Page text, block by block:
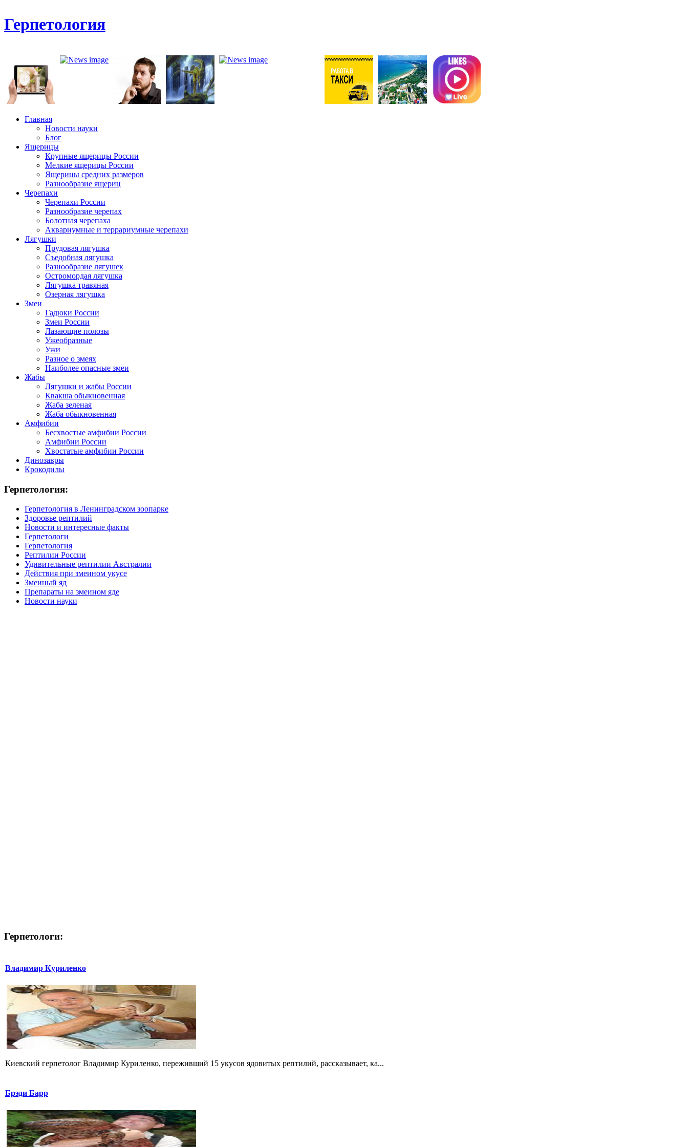
Герпетология
Главная
Новости науки
Блог
Ящерицы
Крупные ящерицы России
Мелкие ящерицы России
Ящерицы средних размеров
Разнообразие ящериц
Черепахи
Черепахи России
Разнообразие черепах
Болотная черепаха
Аквариумные и террариумные черепахи
Лягушки
Прудовая лягушка
Съедобная лягушка
Разнообразие лягушек
Остромордая лягушка
Лягушка травяная
Озерная лягушка
Змеи
Гадюки России
Змеи России
Лазающие полозы
Ужеобразные
Ужи
Разное о змеях
Наиболее опасные змеи
Жабы
Лягушки и жабы России
Квакша обыкновенная
Жаба зеленая
Жаба обыкновенная
Амфибии
Бесхвостые амфибии России
Амфибии России
Хвостатые амфибии России
Динозавры
Крокодилы
Герпетология:
Герпетология в Ленинградском зоопарке
Здоровье рептилий
Новости и интересные факты
Герпетологи
Герпетология
Рептилии России
Удивительные рептилии Австралии
Действия при змеином укусе
Змеиный яд
Препараты на змеином яде
Новости науки
Герпетологи:
Владимир Куриленко
Киевский герпетолог Владимир Куриленко, переживший 15 укусов ядовитых рептилий, рассказывает, ка...
Брэди Барр